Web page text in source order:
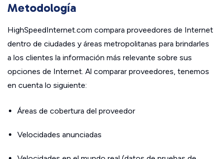
Metodología
HighSpeedInternet.com compara proveedores de Internet
dentro de ciudades y áreas metropolitanas para brindarles
a los clientes la información más relevante sobre sus
opciones de Internet. Al comparar proveedores, tenemos
en cuenta lo siguiente:
Áreas de cobertura del proveedor
Velocidades anunciadas